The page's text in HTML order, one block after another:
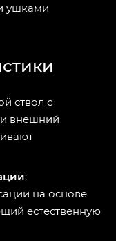
ушками
ствол с
внешний
:
на основе
естественную